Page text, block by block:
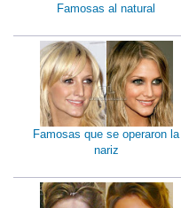
Famosas al natural
Famosas que se operaron la
nariz